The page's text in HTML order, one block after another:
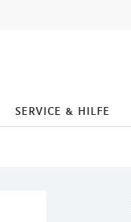
service & hilfe